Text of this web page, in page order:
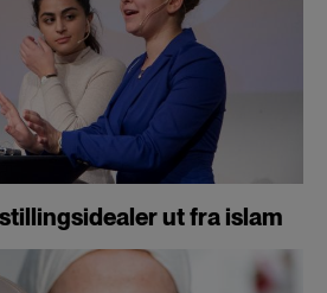
ut fra islam